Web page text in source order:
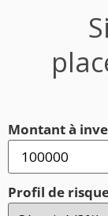
Montant à
Profil de